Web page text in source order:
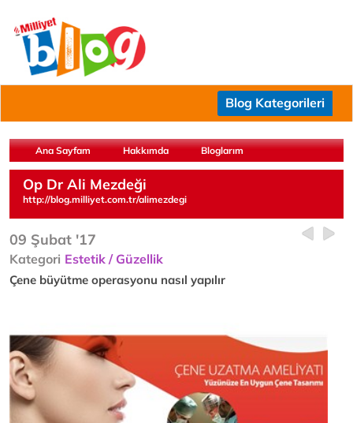
Blog Kategorileri
Ana Sayfam Hakkımda Bloglarım
Op Dr Ali Mezdeği
http://blog.milliyet.com.tr/alimezdegi
09 Şubat '17
Kategori Estetik / Güzellik
Çene büyütme operasyonu nasıl yapılır